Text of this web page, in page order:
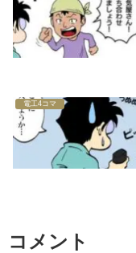
電工4コマ
コメント